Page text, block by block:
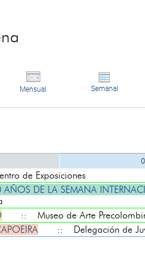
Mensual Semanal
de Exposiciones
DE LA SEMANA
:: Museo de Arte
:: Delegación de